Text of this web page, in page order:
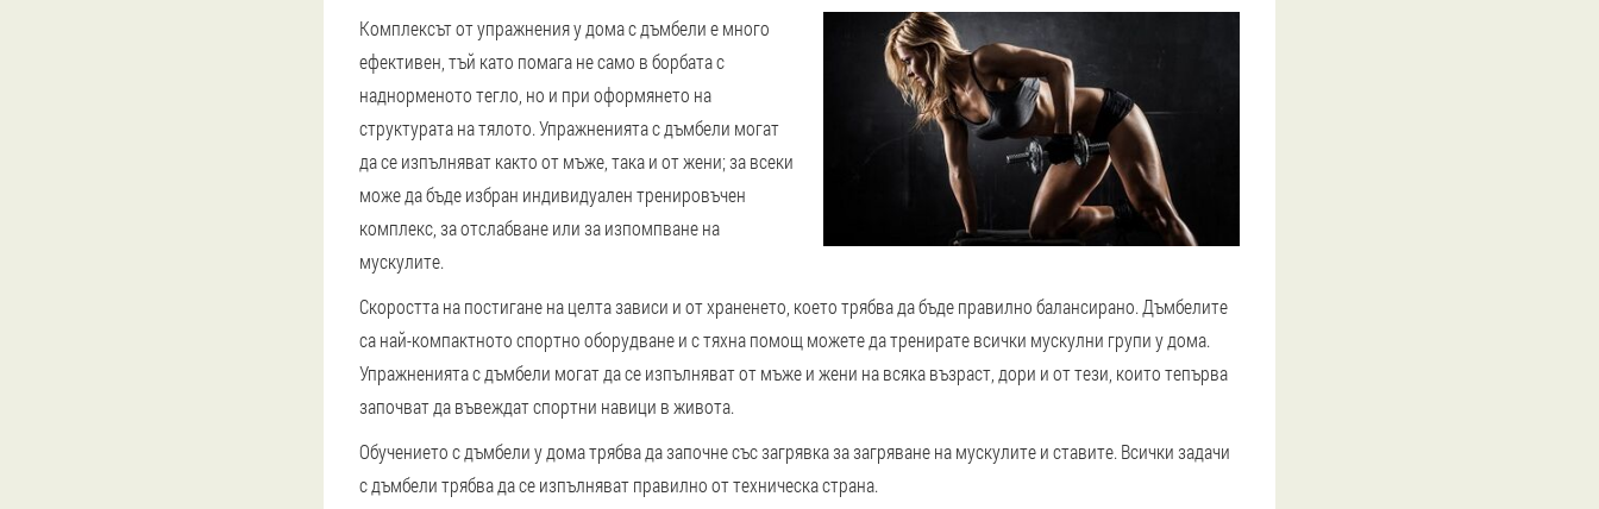
Комплексът от упражнения у дома с дъмбели е много
ефективен, тъй като помага не само в борбата с
наднорменото тегло, но и при оформянето на
структурата на тялото. Упражненията с дъмбели могат
да се изпълняват както от мъже, така и от жени; за всеки
може да бъде избран индивидуален тренировъчен
комплекс, за отслабване или за изпомпване на
мускулите.
Скоростта на постигане на целта зависи и от храненето, което трябва да бъде правилно балансирано. Дъмбелите
са най-компактното спортно оборудване и с тяхна помощ можете да тренирате всички мускулни групи у дома.
Упражненията с дъмбели могат да се изпълняват от мъже и жени на всяка възраст, дори и от тези, които тепърва
започват да въвеждат спортни навици в живота.
Обучението с дъмбели у дома трябва да започне със загрявка за загряване на мускулите и ставите. Всички задачи
с дъмбели трябва да се изпълняват правилно от техническа страна.